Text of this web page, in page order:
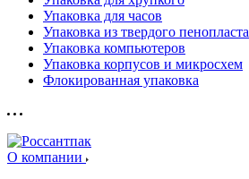
Упаковка для часов
Упаковка из твердого пенопласта
Упаковка компьютеров
Упаковка корпусов и микросхем
Флокированная упаковка
О компании